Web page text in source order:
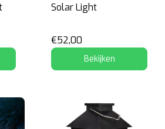
Solar Light
€52,00
Bekijken